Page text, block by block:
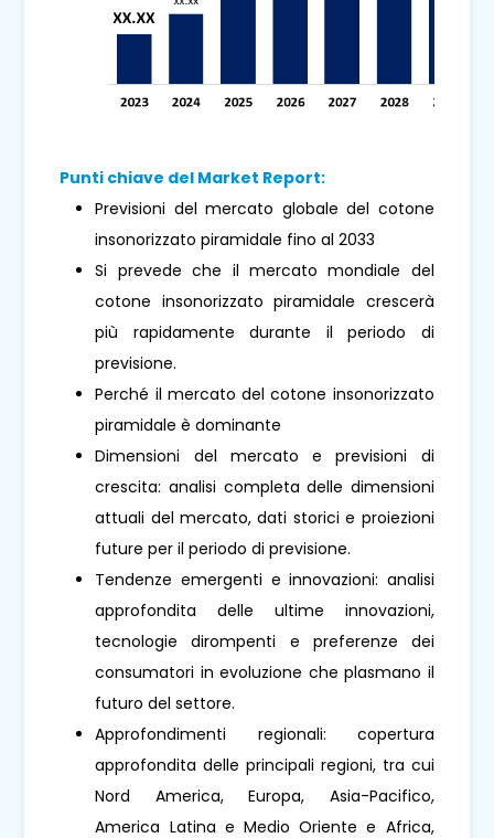
Punti chiave del Market Report:
Previsioni del mercato globale del cotone
insonorizzato piramidale fino al 2033
Si prevede che il mercato mondiale del
cotone insonorizzato piramidale crescerà
più rapidamente durante il periodo di
previsione.
Perché il mercato del cotone insonorizzato
piramidale è dominante
Dimensioni del mercato e previsioni di
crescita: analisi completa delle dimensioni
attuali del mercato, dati storici e proiezioni
future per il periodo di previsione.
Tendenze emergenti e innovazioni: analisi
approfondita delle ultime innovazioni,
tecnologie dirompenti e preferenze dei
consumatori in evoluzione che plasmano il
futuro del settore.
Approfondimenti regionali: copertura
approfondita delle principali regioni, tra cui
Nord America, Europa, Asia-Pacifico,
America Latina e Medio Oriente e Africa,